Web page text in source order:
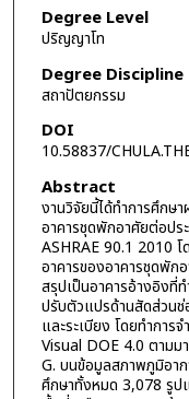
Degree Level
ปริญญาโท
Degree Discipline
สถาปัตยกรรม
DOI
10.58837/
Abstract
งานวิจัยนี้ได้ทำการศึกษ
อาคารชุดพักอาศัยต่อป
ASHRAE 90.1 2010 โ
อาคารของอาคารชุดพัก
สรุปเป็นอาคารอ้างอิงที่
ปรับตัวแปรด้านสัดส่วน
และระเบียง โดยทำการ
Visual DOE 4.0 ตามม
G. บนข้อมูลสภาพภูมิอา
ศึกษาทั้งหมด 3,078 รูป